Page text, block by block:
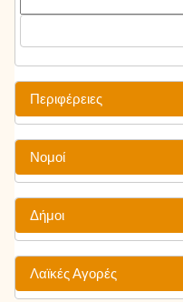
Περιφέρειες
Νομοί
Δήμοι
Λαϊκές Αγορές